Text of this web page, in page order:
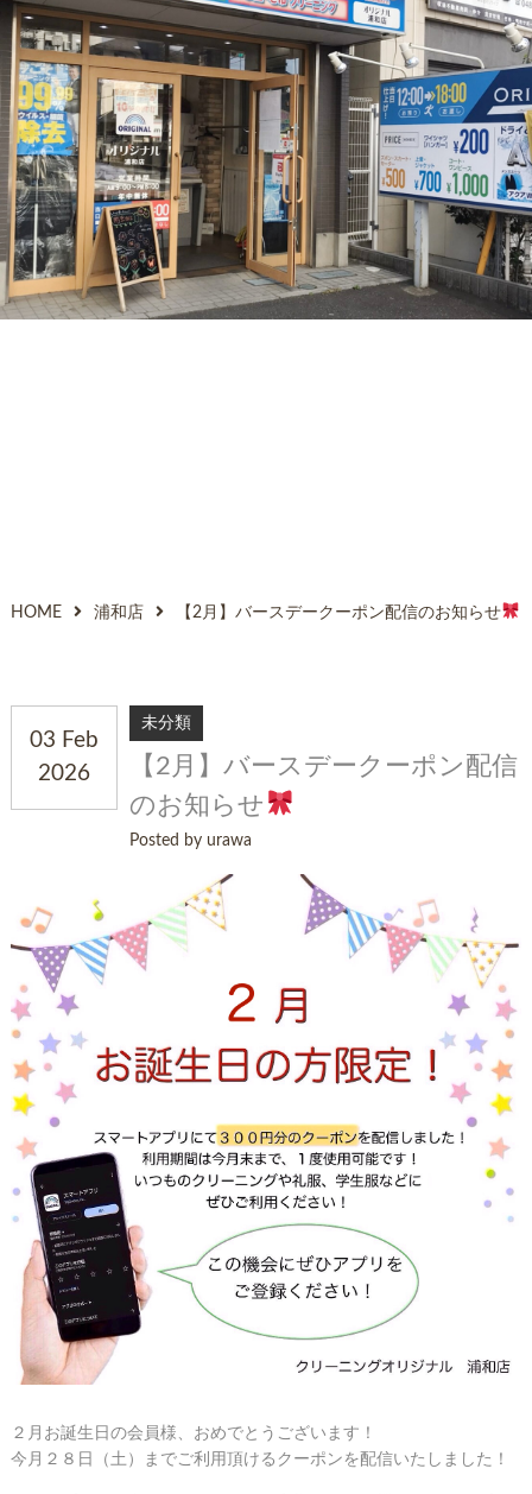
HOME 浦和店 【2月】バースデークーポン配信のお知らせ
03 Feb
2026
未分類
【2月】バースデークーポン配信
のお知らせ
Posted by urawa
２月お誕生日の会員様、おめでとうございます！
今月２８日（土）までご利用頂けるクーポンを配信いたしました！